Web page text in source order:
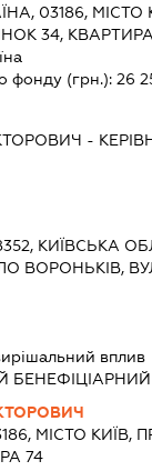
03186, МІСТО
34,
фонду (грн.): 26
-
КИЇВСЬКА
ВОРОНЬКІВ,
вплив
МІСТО КИЇВ,
74